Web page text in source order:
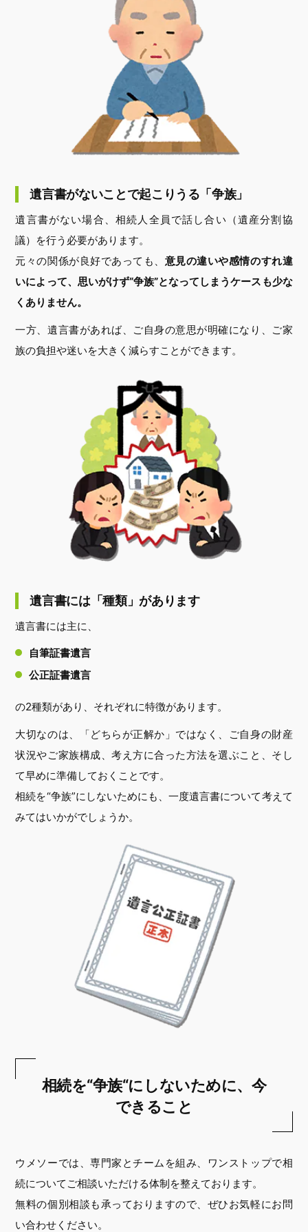
遺言書がないことで起こりうる「争族」
遺言書がない場合、相続人全員で話し合い（遺産分割協
議）を行う必要があります。
元々の関係が良好であっても、 意見の違いや感情のすれ違
いによって、思いがけず“争族”となってしまうケースも少な
くありません。
一方、遺言書があれば、ご自身の意思が明確になり、ご家
族の負担や迷いを大きく減らすことができます。
遺言書には「種類」があります
遺言書には主に、
自筆証書遺言
公正証書遺言
の2種類があり、それぞれに特徴があります。
大切なのは、「どちらが正解か」ではなく、ご自身の財産
状況やご家族構成、考え方に合った方法を選ぶこと、そし
て早めに準備しておくことです。
相続を“争族”にしないためにも、一度遺言書について考えて
みてはいかがでしょうか。
相続を“争族“にしないために、今
できること
ウメソーでは、専門家とチームを組み、ワンストップで相
続についてご相談いただける体制を整えております。
無料の個別相談も承っておりますので、ぜひお気軽にお問
い合わせください。